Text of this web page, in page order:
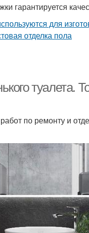
гарантируется
туалета.
по ремонту и